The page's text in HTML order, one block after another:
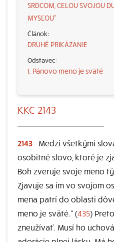
SRDCOM, CELOU SVOJOU
MYSĽOU“
DRUHÉ PRIKÁZANIE
I. Pánovo meno je sväté
KKC 2143
2143
Medzi všetkými
osobitné slovo, ktoré je
Boh zveruje svoje meno
Zjavuje sa im vo svojom
mena patrí do oblasti
meno je sväté.“ (435)
zneužívať. Musí ho